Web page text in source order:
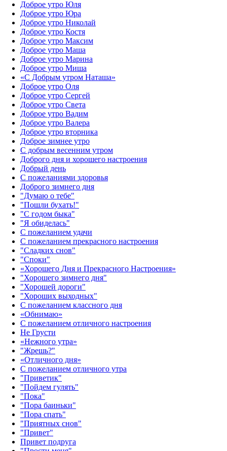
Доброе утро Юля
Доброе утро Юра
Доброе утро Николай
Доброе утро Костя
Доброе утро Максим
Доброе утро Маша
Доброе утро Марина
Доброе утро Миша
«С Добрым утром Наташа»
Доброе утро Оля
Доброе утро Сергей
Доброе утро Света
Доброе утро Вадим
Доброе утро Валера
Доброе утро вторника
Доброе зимнее утро
С добрым весенним утром
Доброго дня и хорошего настроения
Добрый день
С пожеланиями здоровья
Доброго зимнего дня
"Думаю о тебе"
"Пошли бухать!"
"С годом быка"
"Я обиделась"
С пожеланием удачи
С пожеланием прекрасного настроения
"Сладких снов"
"Споки"
«Хорошего Дня и Прекрасного Настроения»
"Хорошего зимнего дня"
"Хорошей дороги"
"Хороших выходных"
С пожеланием классного дня
«Обнимаю»
С пожеланием отличного настроения
Не Грусти
«Нежного утра»‎
"Жрешь?"
«Отличного дня»‎
С пожеланием отличного утра
"Приветик"
"Пойдем гулять"
"Пока"
"Пора баиньки"
"Пора спать"
"Приятных снов"
"Привет"
Привет подруга